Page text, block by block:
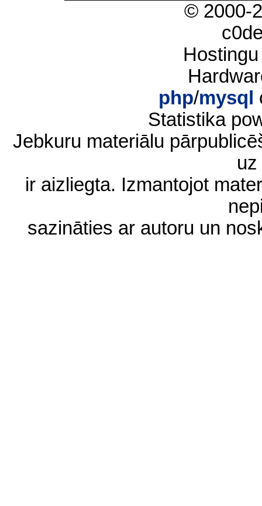
© 2000-
php/mysql
Statistika
Jebkuru materiālu
ir aizliegta. Izmantojot
sazināties ar autoru un